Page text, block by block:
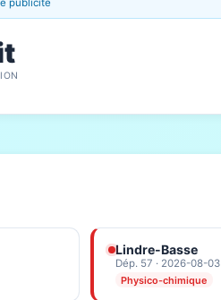
publicité
Lindre-Basse
Dép. 57 · 2026-08-03
Physico-chimique